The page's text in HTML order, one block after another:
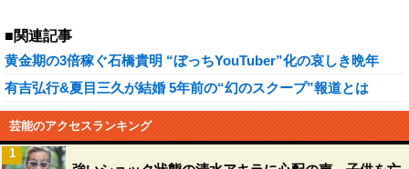
■関連記事
黄金期の3倍稼ぐ石橋貴明 “ぼっちYouTuber”化の哀しき晩年
有吉弘行&夏目三久が結婚 5年前の“幻のスクープ”報道とは
芸能のアクセスランキング
1